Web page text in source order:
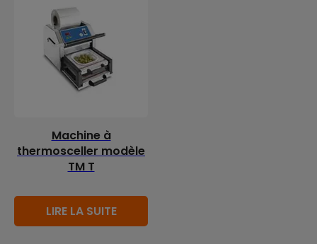
Machine à
thermosceller modèle
TM T
LIRE LA SUITE